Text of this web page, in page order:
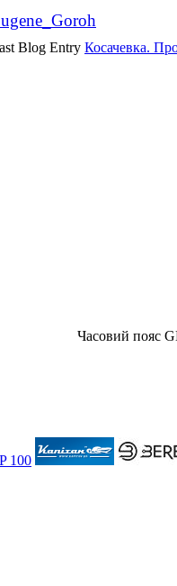
Blog Entry Косачевка.
Часовий пояс